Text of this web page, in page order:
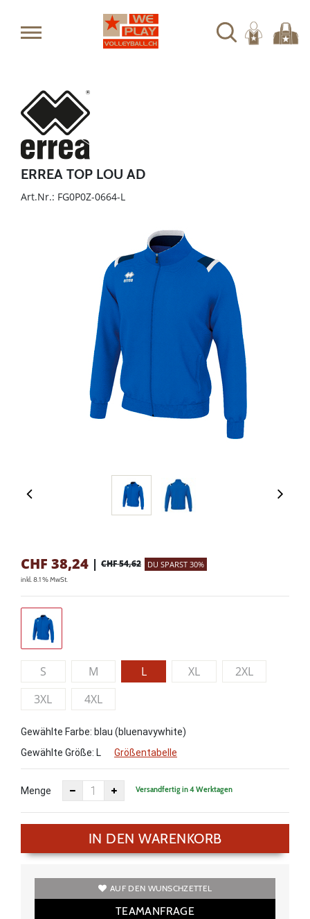
ERREA TOP LOU AD
Art.Nr.: FG0P0Z-0664-L
CHF 38,24 | CHF 54,62 DU SPARST 30%
inkl. 8.1 % MwSt.
S M L XL
2XL
3XL
4XL
Gewählte Farbe: blau (bluenavywhite)
Gewählte Größe: L Größentabelle
Menge Versandfertig in 4 Werktagen
IN DEN WARENKORB
AUF DEN WUNSCHZETTEL
TEAMANFRAGE